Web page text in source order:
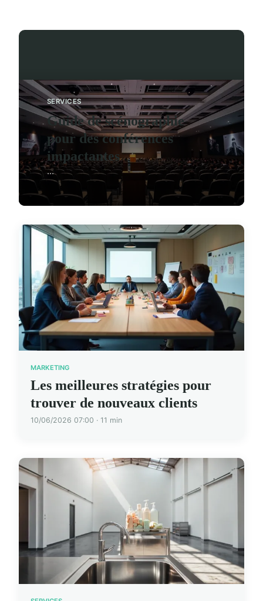
SERVICES
Guide de scénographie
pour des conférences
impactantes
...
MARKETING
Les meilleures stratégies pour
trouver de nouveaux clients
10/06/2026 07:00 · 11 min